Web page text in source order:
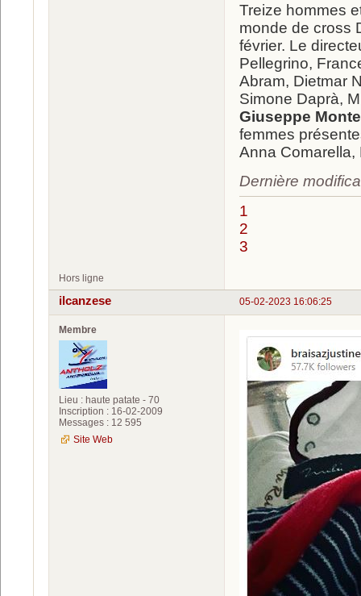
Treize hommes
monde de cross
février. Le
Pellegrino,
Abram, Dietmar
Simone Daprà,
Giuseppe
femmes
Anna Comarella,
Dernière
1
2
3
Hors ligne
05-02-2023 16:06:25
ilcanzese
Membre
Lieu : haute patate - 70
Inscription : 16-02-2009
Messages : 12 595
Site Web